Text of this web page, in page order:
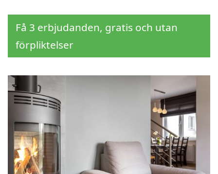
Få 3 erbjudanden, gratis och utan
förpliktelser